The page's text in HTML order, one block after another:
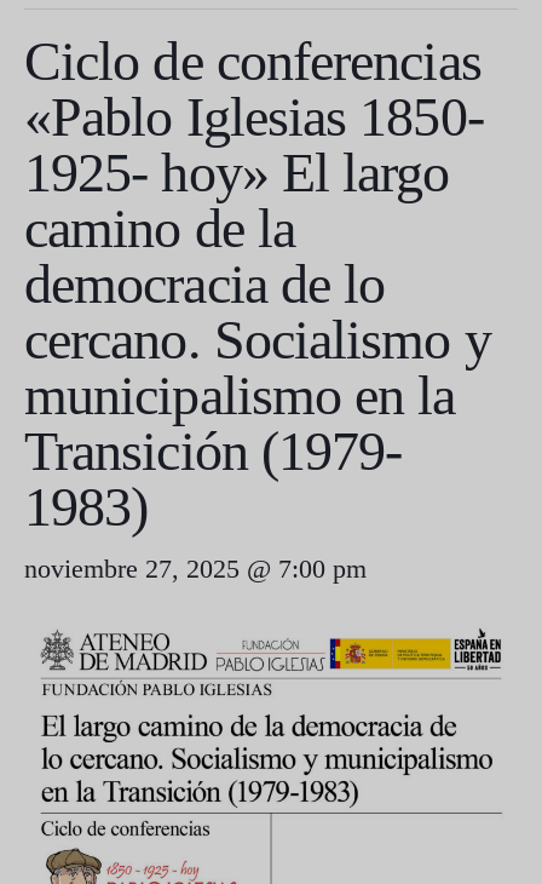
Ciclo de conferencias
«Pablo Iglesias 1850-
1925- hoy» El largo
camino de la
democracia de lo
cercano. Socialismo y
municipalismo en la
Transición (1979-
1983)
noviembre 27, 2025 @ 7:00 pm